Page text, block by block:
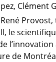
Clément
le
de